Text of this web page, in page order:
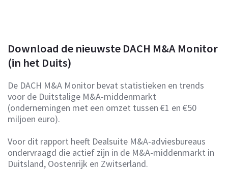
Download de nieuwste DACH M&A Monitor
(in het Duits)
De DACH M&A Monitor bevat statistieken en trends
voor de Duitstalige M&A-middenmarkt
(ondernemingen met een omzet tussen €1 en €50
miljoen euro).
Voor dit rapport heeft Dealsuite M&A-adviesbureaus
ondervraagd die actief zijn in de M&A-middenmarkt in
Duitsland, Oostenrijk en Zwitserland.